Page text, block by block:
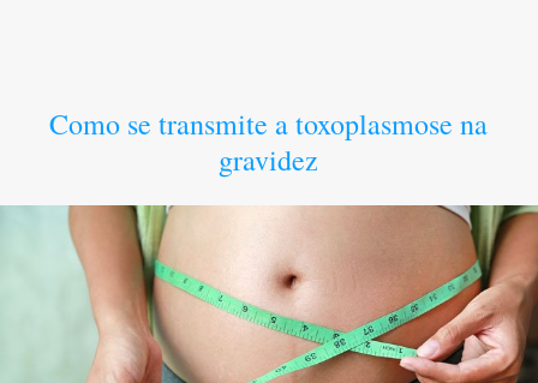
Como se transmite a toxoplasmose na
gravidez